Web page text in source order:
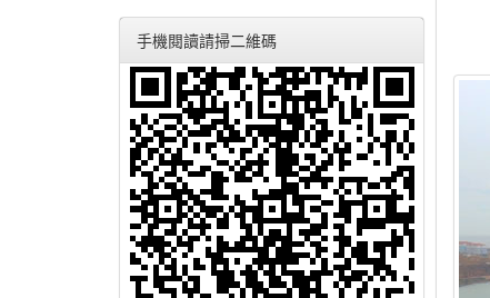
手機閱讀請掃二維碼